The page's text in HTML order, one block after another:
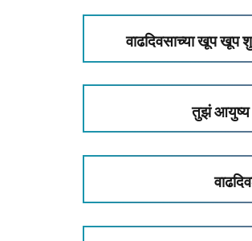
वाढदिवसाच्या खूप
तुझं आयुष्य